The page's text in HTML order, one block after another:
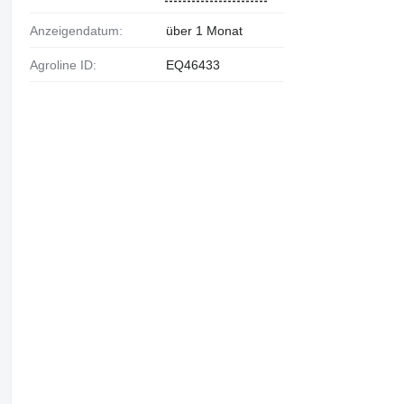
Anzeigendatum: über 1 Monat
Agroline ID: EQ46433